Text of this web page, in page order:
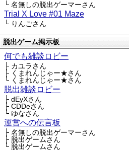
└ 名無しの脱出ゲーマーさん
Trial X Love #01 Maze
└ りんごさん
脱出ゲーム掲示板
何でも雑談ロビー
├ カユラさん
├ くまれんじゃー★さん
└ くまれんじゃー★さん
脱出雑談ロビー
├ dEyXさん
├ CDDeさん
└ ゆなさん
運営への伝言板
├ 名無しの脱出ゲーマーさん
├ 脱出ゲームさん
└ 脱出ゲームさん